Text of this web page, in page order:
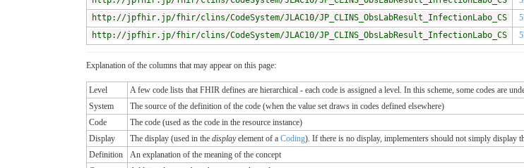
http://jpfhir.jp/fhir/clins/CodeSystem/JLAC10/JP_CLINS_ObsLabResult_InfectionLabo_CS
http://jpfhir.jp/fhir/clins/CodeSystem/JLAC10/JP_CLINS_ObsLabResult_InfectionLabo_CS
Explanation of the columns that may appear on this page:
Level
A few code lists that FHIR defines are hierarchical - each code is assigned a level. In this scheme, some codes are
System
The source of the definition of the code (when the value set draws in codes defined elsewhere)
Code
The code (used as the code in the resource instance)
Display
The display (used in the displayelement of a Coding). If there is no display, implementers should not simply display
Definition
An explanation of the meaning of the concept